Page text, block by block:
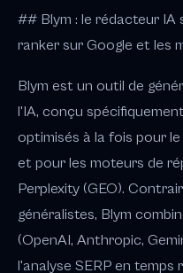
## Blym : le rédacteur IA
ranker sur Google et les
Blym est un outil de
l'IA, conçu
optimisés à la fois pour
et pour les moteurs de
Perplexity (GEO).
généralistes, Blym
(OpenAI, Anthropic,
l'analyse SERP en